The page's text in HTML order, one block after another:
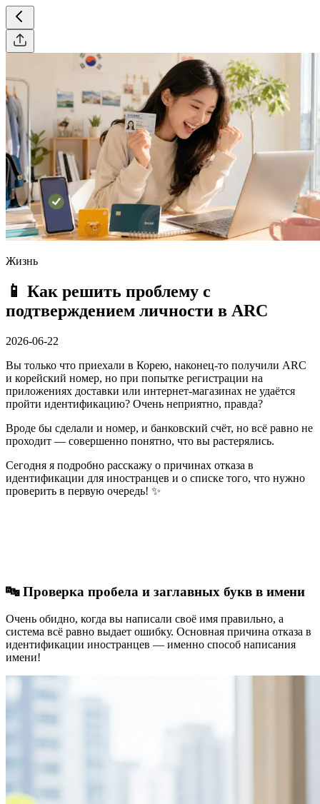
Жизнь
📱 Как решить проблему с
подтверждением личности в ARC
2026-06-22
Вы только что приехали в Корею, наконец-то получили ARC
и корейский номер, но при попытке регистрации на
приложениях доставки или интернет-магазинах не удаётся
пройти идентификацию? Очень неприятно, правда?
Вроде бы сделали и номер, и банковский счёт, но всё равно не
проходит — совершенно понятно, что вы растерялись.
Сегодня я подробно расскажу о причинах отказа в
идентификации для иностранцев и о списке того, что нужно
проверить в первую очередь! ✨
🔤 Проверка пробела и заглавных букв в имени
Очень обидно, когда вы написали своё имя правильно, а
система всё равно выдает ошибку. Основная причина отказа в
идентификации иностранцев — именно способ написания
имени!